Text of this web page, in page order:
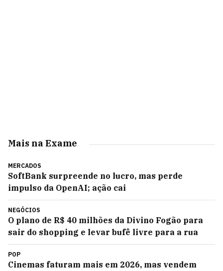
Mais na Exame
MERCADOS
SoftBank surpreende no lucro, mas perde
impulso da OpenAI; ação cai
NEGÓCIOS
O plano de R$ 40 milhões da Divino Fogão para
sair do shopping e levar bufê livre para a rua
POP
Cinemas faturam mais em 2026, mas vendem